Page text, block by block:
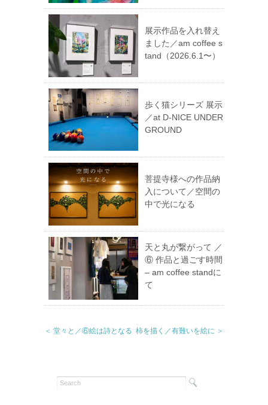
展示作品を入れ替え
ました／am coffee s
tand（2026.6.1〜）
歩く猫シリーズ 展示
／at D-NICE UNDER
GROUND
菩提寺様への作品納
入について／空間の
中で光になる
天と丸が繋がって ／
⑥ 作品と過ごす時間
– am coffee standに
て
＜ 堂々と／⑥絵は詩となる 柿を描く／有難いを絵に ＞